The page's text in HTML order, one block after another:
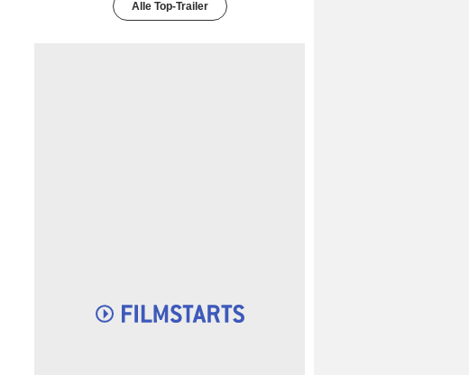
Alle Top-Trailer